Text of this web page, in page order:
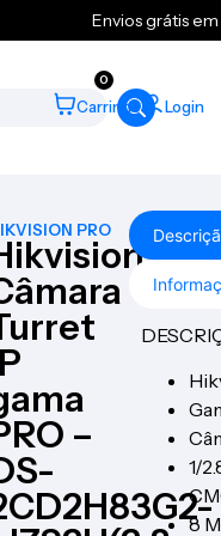
Envios grátis
0
Carrinho Login
PRO
–
1/
8